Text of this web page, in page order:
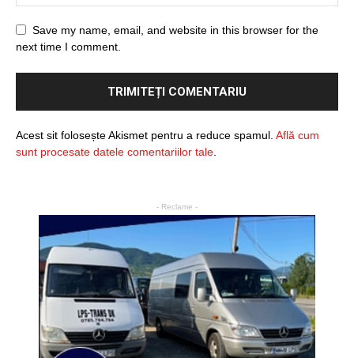
Save my name, email, and website in this browser for the
next time I comment.
Acest sit folosește Akismet pentru a reduce spamul. Află cum
sunt procesate datele comentariilor tale
- Reclame -